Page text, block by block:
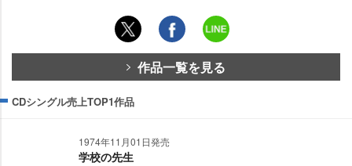
作品一覧を見る
CDシングル売上TOP1作品
1974年11月01日発売
学校の先生